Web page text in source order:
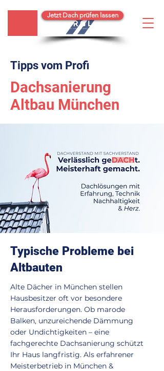
Jetzt Dach prüfen lassen
Tipps vom Profi
Dachsanierung
Altbau München
Typische Probleme bei
Altbauten
Alte Dächer in München stellen
Hausbesitzer oft vor besondere
Herausforderungen. Ob marode
Balken, unzureichende Dämmung
oder Undichtigkeiten – eine
fachgerechte Dachsanierung schützt
Ihr Haus langfristig. Als erfahrener
Meisterbetrieb in München &